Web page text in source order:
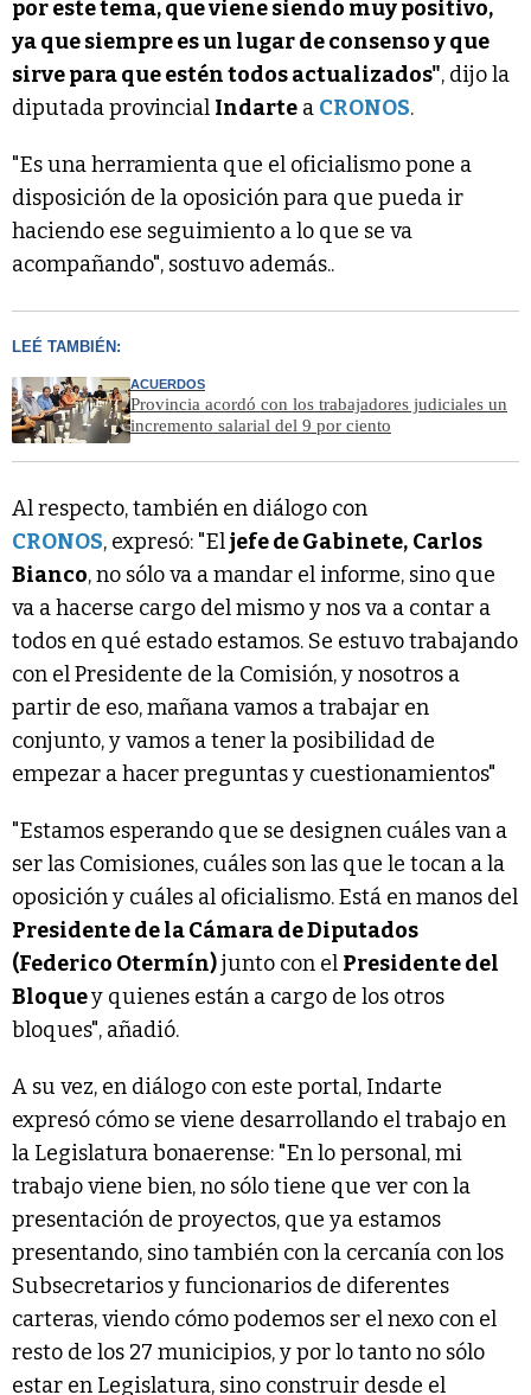
por este tema, que viene siendo muy positivo,
ya que siempre es un lugar de consenso y que
sirve para que estén todos actualizados", dijo la
diputada provincial Indarte a CRONOS.
"Es una herramienta que el oficialismo pone a
disposición de la oposición para que pueda ir
haciendo ese seguimiento a lo que se va
acompañando", sostuvo además..
LEÉ TAMBIÉN:
ACUERDOS
Provincia acordó con los trabajadores judiciales un
incremento salarial del 9 por ciento
Al respecto, también en diálogo con
CRONOS, expresó: "Eljefe de Gabinete, Carlos
Bianco, no sólo va a mandar el informe, sino que
va a hacerse cargo del mismo y nos va a contar a
todos en qué estado estamos. Se estuvo trabajando
con el Presidente de la Comisión, y nosotros a
partir de eso, mañana vamos a trabajar en
conjunto, y vamos a tener la posibilidad de
empezar a hacer preguntas y cuestionamientos"
"Estamos esperando que se designen cuáles van a
ser las Comisiones, cuáles son las que le tocan a la
oposición y cuáles al oficialismo. Está en manos del
Presidente de la Cámara de Diputados
(Federico Otermín)junto con el Presidente del
Bloquey quienes están a cargo de los otros
bloques", añadió.
A su vez, en diálogo con este portal, Indarte
expresó cómo se viene desarrollando el trabajo en
la Legislatura bonaerense: "En lo personal, mi
trabajo viene bien, no sólo tiene que ver con la
presentación de proyectos, que ya estamos
presentando, sino también con la cercanía con los
Subsecretarios y funcionarios de diferentes
carteras, viendo cómo podemos ser el nexo con el
resto de los 27 municipios, y por lo tanto no sólo
estar en Legislatura, sino construir desde el